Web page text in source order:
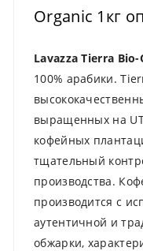
Organic 1кг
Lavazza Tierra
100% арабики.
выращенных на
кофейных
тщательный
производства.
производится с
аутентичной и
обжарки,